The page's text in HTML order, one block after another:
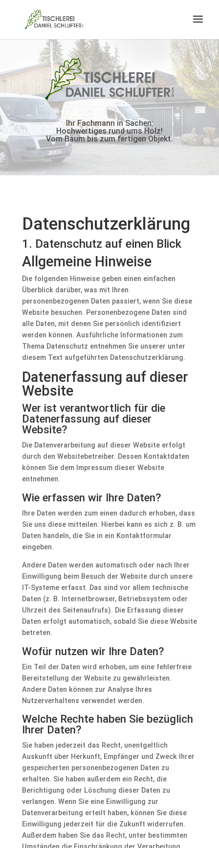
Ihr Fachmann in Sachen:
Hochwertiges rund ums Holz!
Vom Baum bis zum fertigen Objekt.
Datenschutz­erklärung
1. Datenschutz auf einen Blick
Allgemeine Hinweise
Die folgenden Hinweise geben einen einfachen
Überblick darüber, was mit Ihren
personenbezogenen Daten passiert, wenn Sie diese
Website besuchen. Personenbezogene Daten sind
alle Daten, mit denen Sie persönlich identifiziert
werden können. Ausführliche Informationen zum
Thema Datenschutz entnehmen Sie unserer unter
diesem Text aufgeführten Datenschutzerklärung.
Datenerfassung auf dieser
Website
Wer ist verantwortlich für die
Datenerfassung auf dieser
Website?
Die Datenverarbeitung auf dieser Website erfolgt
durch den Websitebetreiber. Dessen Kontaktdaten
können Sie dem Impressum dieser Website
entnehmen.
Wie erfassen wir Ihre Daten?
Ihre Daten werden zum einen dadurch erhoben, dass
Sie uns diese mitteilen. Hierbei kann es sich z. B. um
Daten handeln, die Sie in ein Kontaktformular
eingeben.
Andere Daten werden automatisch oder nach Ihrer
Einwilligung beim Besuch der Website durch unsere
IT-Systeme erfasst. Das sind vor allem technische
Daten (z. B. Internetbrowser, Betriebssystem oder
Uhrzeit des Seitenaufrufs). Die Erfassung dieser
Daten erfolgt automatisch, sobald Sie diese Website
betreten.
Wofür nutzen wir Ihre Daten?
Ein Teil der Daten wird erhoben, um eine fehlerfreie
Bereitstellung der Website zu gewährleisten.
Andere Daten können zur Analyse Ihres
Nutzerverhaltens verwendet werden.
Welche Rechte haben Sie bezüglich
Ihrer Daten?
Sie haben jederzeit das Recht, unentgeltlich
Auskunft über Herkunft, Empfänger und Zweck Ihrer
gespeicherten personenbezogenen Daten zu
erhalten. Sie haben außerdem ein Recht, die
Berichtigung oder Löschung dieser Daten zu
verlangen. Wenn Sie eine Einwilligung zur
Datenverarbeitung erteilt haben, können Sie diese
Einwilligung jederzeit für die Zukunft widerrufen.
Außerdem haben Sie das Recht, unter bestimmten